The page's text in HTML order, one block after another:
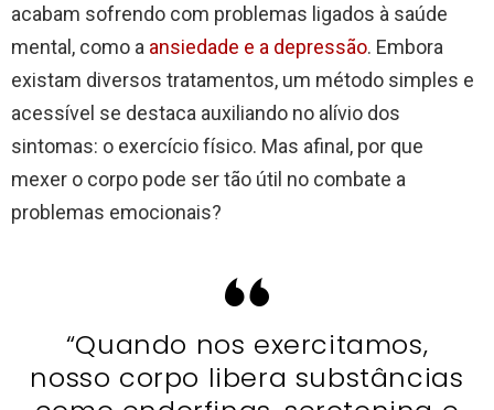
acabam sofrendo com problemas ligados à saúde
mental, como a ansiedade e a depressão. Embora
existam diversos tratamentos, um método simples e
acessível se destaca auxiliando no alívio dos
sintomas: o exercício físico. Mas afinal, por que
mexer o corpo pode ser tão útil no combate a
problemas emocionais?
“Quando nos exercitamos,
nosso corpo libera substâncias